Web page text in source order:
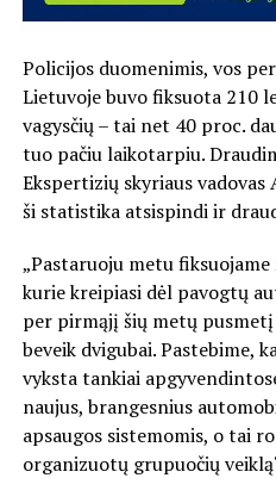
Policijos duomenimis, vos
Lietuvoje buvo fiksuota 210
vagysčių – tai net 40 proc.
tuo pačiu laikotarpiu.
Ekspertizių skyriaus
ši statistika atsispindi ir
„Pastaruoju metu
kurie kreipiasi dėl pavogtų
per pirmąjį šių metų
beveik dvigubai. Pastebime,
vyksta tankiai
naujus, brangesnius
apsaugos sistemomis, o tai
organizuotų grupuočių